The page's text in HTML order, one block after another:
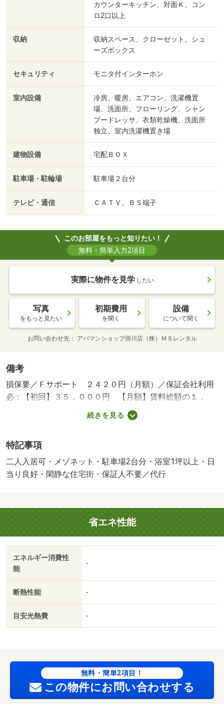
カウンターキッチン、対面Ｋ、コン
ロ2口以上
収納
収納スペース、クローゼット、シュ
ーズボックス
セキュリティ モニタ付インターホン
室内設備
冷房、暖房、エアコン、洗濯機置
場、洗面所、フローリング、シャン
プードレッサ、衣類乾燥機、洗面所
独立、室内洗濯機置き場
建物設備 宅配ＢＯＸ
駐車場・駐輪場 駐車場２台分
テレビ・通信 ＣＡＴＶ、ＢＳ端子
このお部屋をもっと知りたい！
無料・簡単入力2項目
実際に物件を見学 したい
写真
をもっと見たい
初期費用
を聞く
設備
について聞く
お問い合わせ先 アパマンショップ掛川店（株）ＭＳレンタル
備考
損保要／Ｆサポート ２４２０円（月額）／保証会社利用
必：【初回】３５，０００円 【月額】賃料総額の１．
５％ 【更新】なし／二人入居可／子供可／駐２台可／保
証会社：オリコフォレントインシュア／バストイレ別／エ
ＴＶインターホン／浴室乾燥機／室内洗濯置／陽当り良好
／シューズボックス／システムキッチン／南向き／追焚機
能浴室／温水洗浄便座／脱衣所／洗面所独立／洗面化粧台
ル付／全居室洋室／保証人不要／駐車２台可／敷金１ヶ月
／二人入居相談／全居室フローリング／ガスレンジ付／Ｌ
ＤＫ１５畳以上／メゾネット／駐車場２台無料／浴室に窓
／築２年以内／２４時間換気システム／築３年以内／浴室
１坪以上／トイレ未使用／ウッドデッキ／２駅利用可／駅
徒歩１０分以内／築５年以内／平面駐車場／ＬＤＫ１２畳
／保証会社利用可／ＩＴ重説 対応物件／浜北郵便局郵便
集荷（郵便局）まで１８８ｍ／浜松磐田信用金庫美薗支店
（銀行）まで１７９ｍ／やまとだに耳鼻咽喉科（病院）ま
ップドラッグシーズ浜北店（スーパー）まで４４３ｍ
続きを見る
特記事項
二人入居可・メゾネット・駐車場2台分・浴室1坪以上・日
当り良好・閑静な住宅街・保証人不要／代行
省エネ性能
エネルギー消費性
能
-
断熱性能 -
目安光熱費 -
無料・簡単2項目！
この物件にお問い合わせする